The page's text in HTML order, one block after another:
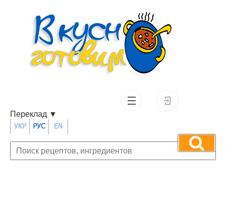
Переклад ▼